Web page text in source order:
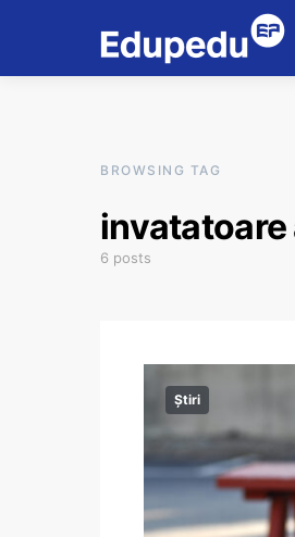
BROWSING TAG
invatatoare
6 posts
Știri